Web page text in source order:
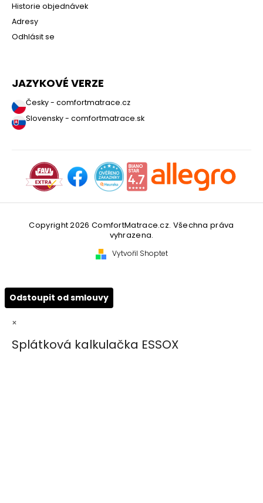
Historie objednávek
Adresy
Odhlásit se
JAZYKOVÉ VERZE
Česky - comfortmatrace.cz
Slovensky - comfortmatrace.sk
Vytvořil Shoptet
Copyright 2026 ComfortMatrace.cz. Všechna práva
vyhrazena.
Odstoupit od smlouvy
×
Splátková kalkulačka ESSOX